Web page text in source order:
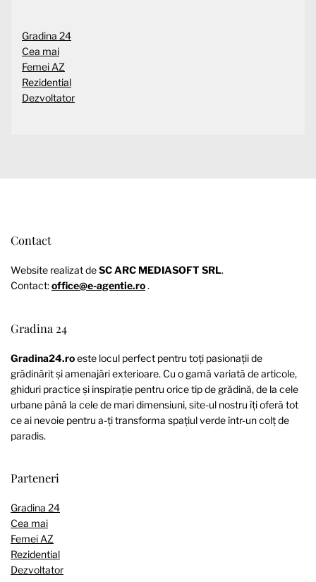
Gradina 24
Cea mai
Femei AZ
Rezidential
Dezvoltator
Contact
Website realizat deSC ARC MEDIASOFT SRL.
Contact:office@e-agentie.ro.
Gradina 24
Gradina24.roeste locul perfect pentru toți pasionații de
grădinărit și amenajări exterioare. Cu o gamă variată de articole,
ghiduri practice și inspirație pentru orice tip de grădină, de la cele
urbane până la cele de mari dimensiuni, site-ul nostru îți oferă tot
ce ai nevoie pentru a-ți transforma spațiul verde într-un colț de
paradis.
Parteneri
Gradina 24
Cea mai
Femei AZ
Rezidential
Dezvoltator